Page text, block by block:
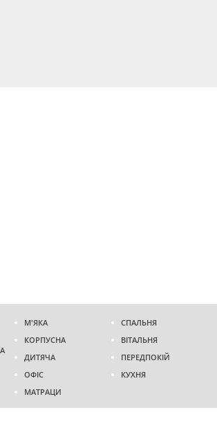
М'ЯКА
КОРПУСНА
ДИТЯЧА
ОФІС
МАТРАЦИ
СПАЛЬНЯ
ВІТАЛЬНЯ
ПЕРЕДПОКІЙ
КУХНЯ